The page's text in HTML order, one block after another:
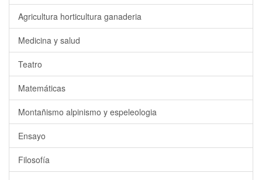
Agricultura horticultura ganaderia
Medicina y salud
Teatro
Matemáticas
Montañismo alpinismo y espeleologia
Ensayo
Filosofía